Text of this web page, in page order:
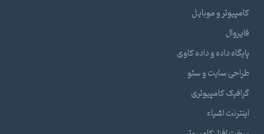
کامپیوتر و موبایل
فایروال
پایگاه داده و داده کاوی
طراحی سایت و سئو
گرافیک کامپیوتری
اینترنت اشیاء